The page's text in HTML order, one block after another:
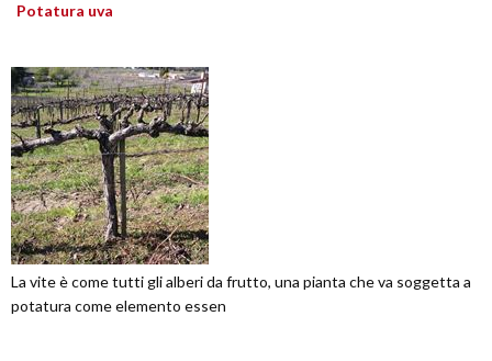
Potatura uva
La vite è come tutti gli alberi da frutto, una pianta che va soggetta a
potatura come elemento essen